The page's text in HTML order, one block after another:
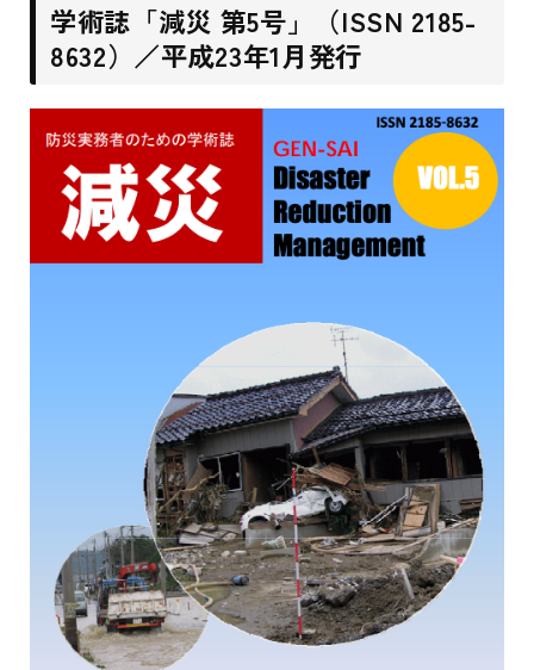
学術誌「減災 第5号」（ISSN 2185-
8632）／平成23年1月発行